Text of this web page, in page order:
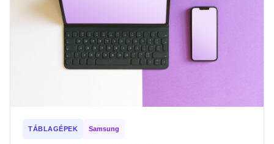
TÁBLAGÉPEK Samsung